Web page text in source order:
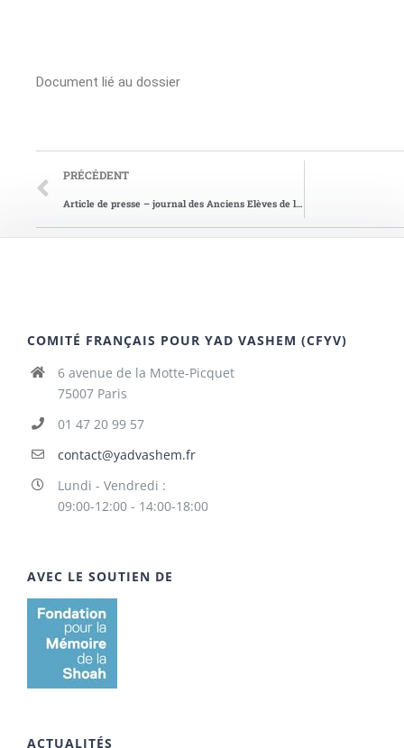
Document lié au dossier
PRÉCÉDENT
Article de presse – journal des Anciens Elèves de la Légion d’honneur 2000
COMITÉ FRANÇAIS POUR YAD VASHEM (CFYV)
6 avenue de la Motte-Picquet
75007 Paris
01 47 20 99 57
contact@yadvashem.fr
Lundi - Vendredi :
09:00-12:00 - 14:00-18:00
AVEC LE SOUTIEN DE
ACTUALITÉS